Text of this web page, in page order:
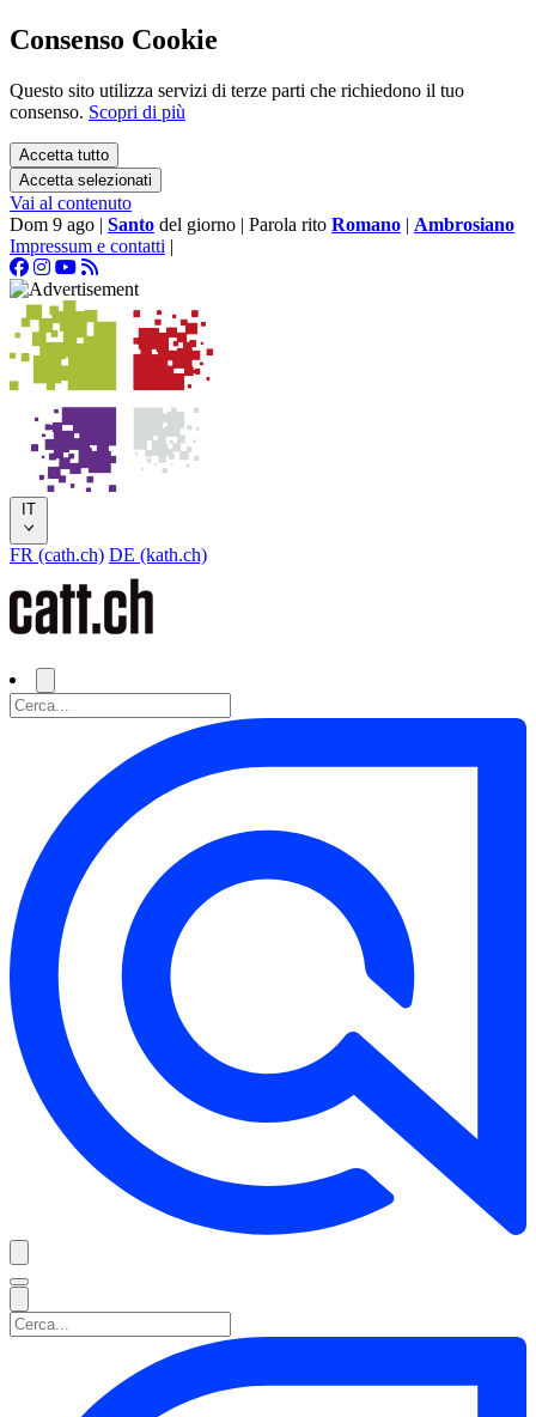
Consenso Cookie
Questo sito utilizza servizi di terze parti che richiedono il tuo
consenso. Scopri di più
Accetta tutto
Accetta selezionati
Vai al contenuto
Dom 9 ago | Santo del giorno | Parola rito Romano | Ambrosiano
Impressum e contatti |
IT
FR (cath.ch) DE (kath.ch)